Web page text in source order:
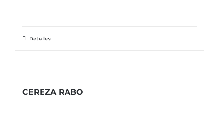
Detalles
CEREZA RABO